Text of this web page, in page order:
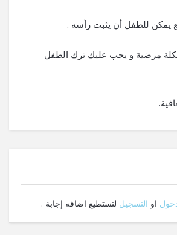
يمكن للطفل أن يثبت رأسه .
مرضية و يجب عليك ترك الطفل
او التسجيل لتستطيع اضافه إجابة .